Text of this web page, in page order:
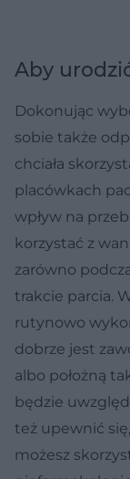
Aby
Dokonując
sobie także
chciała
placówkach
wpływ na
korzystać z
zarówno
trakcie parcia.
rutynowo
dobrze jest
albo położną
będzie
też upewnić
możesz